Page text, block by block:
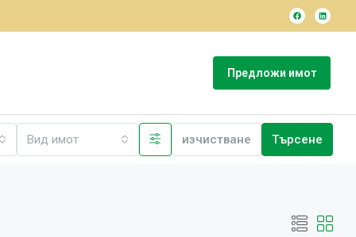
Предложи имот
Вид имот изчистване Търсене